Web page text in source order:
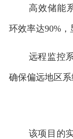
高效储能
环效率达90%，
远程监控
确保偏远地区系
该项目的